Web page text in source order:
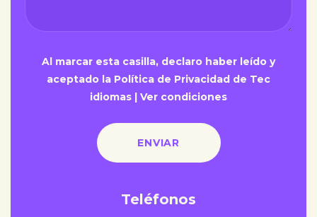
Al marcar esta casilla, declaro haber leído y
aceptado la Política de Privacidad de Tec
idiomas | Ver condiciones
Teléfonos